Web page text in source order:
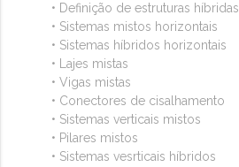
• Definição de estruturas híbridas
• Sistemas mistos horizontais
• Sistemas híbridos horizontais
• Lajes mistas
• Vigas mistas
• Conectores de cisalhamento
• Sistemas verticais mistos
• Pilares mistos
• Sistemas vesrticais híbridos